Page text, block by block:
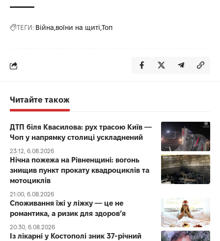
ТЕГИ: Війна воїни на щиті Топ
Читайте також
ДТП біля Квасилова: рух трасою Київ —
Чоп у напрямку столиці ускладнений
23:12, 6.08.2026
Нічна пожежа на Рівненщині: вогонь
знищив пункт прокату квадроциклів та
мотоциклів
21:00, 6.08.2026
Споживання їжі у ліжку — це не
романтика, а ризик для здоров’я
20:30, 6.08.2026
Із лікарні у Костополі зник 37-річний